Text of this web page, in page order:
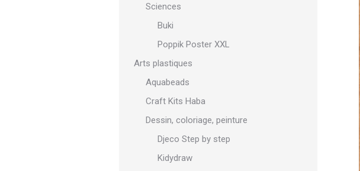
Sciences
Buki
Poppik Poster XXL
Arts plastiques
Aquabeads
Craft Kits Haba
Dessin, coloriage, peinture
Djeco Step by step
Kidydraw